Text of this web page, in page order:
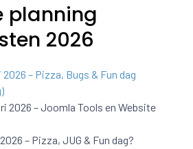
planning
2026
– Pizza, Bugs & Fun dag
2026 – Joomla Tools en Website
– Pizza, JUG & Fun dag?